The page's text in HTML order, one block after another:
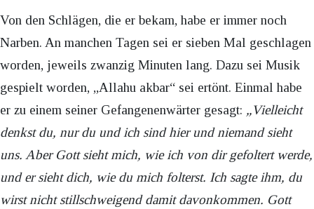
Von den Schlägen, die er bekam, habe er immer noch
Narben. An manchen Tagen sei er sieben Mal geschlagen
worden, jeweils zwanzig Minuten lang. Dazu sei Musik
gespielt worden, „Allahu akbar“ sei ertönt. Einmal habe
er zu einem seiner Gefangenenwärter gesagt: „Vielleicht
denkst du, nur du und ich sind hier und niemand sieht
uns. Aber Gott sieht mich, wie ich von dir gefoltert werde,
und er sieht dich, wie du mich folterst. Ich sagte ihm, du
wirst nicht stillschweigend damit davonkommen. Gott